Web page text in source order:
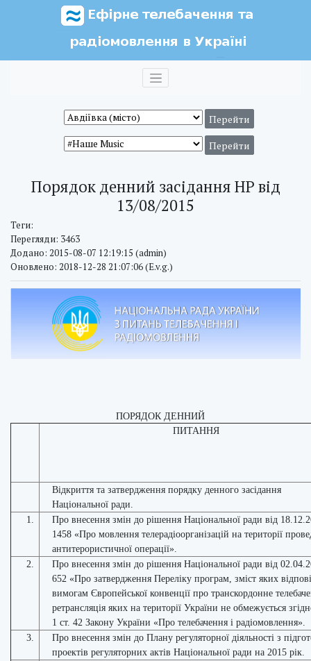
Порядок денний засідання НР від
13/08/2015
Теги:
Перегляди: 3463
Додано: 2015-08-07 12:19:15 (admin)
Оновлено: 2018-12-28 21:07:06 (E.v.g.)
ПОРЯДОК ДЕННИЙ
ПИТАННЯ
Відкриття та затвердження порядку денного засідання
Національної ради.
1.
Про внесення змін до рішення Національної ради від
1458 «Про мовлення телерадіоорганізацій на території
антитерористичної операції».
2.
Про внесення змін до рішення Національної ради від
652 «Про затвердження Переліку програм, зміст яких
вимогам Європейської конвенції про транскордонне
ретрансляція яких на території України не обмежується
1 ст. 42 Закону України «Про телебачення і радіомовлення».
3.
Про внесення змін до Плану регуляторної діяльності з
проектів регуляторних актів Національної ради на 2015 рік.